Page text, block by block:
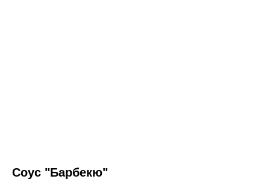
Соус "Барбекю"